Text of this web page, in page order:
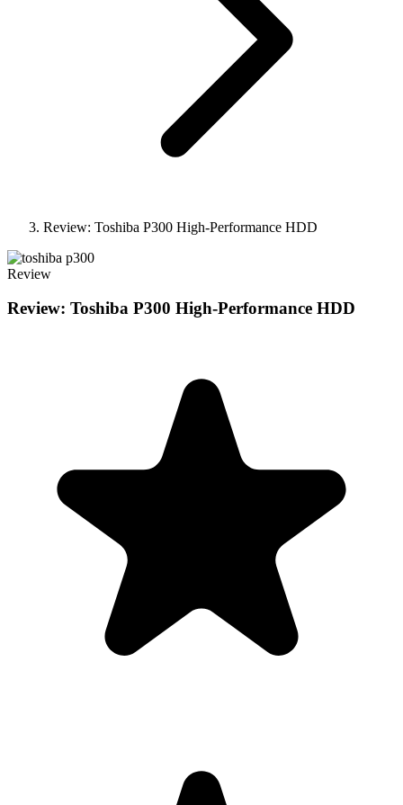
Review: Toshiba P300 High-Performance HDD
Review
Review: Toshiba P300 High-Performance HDD